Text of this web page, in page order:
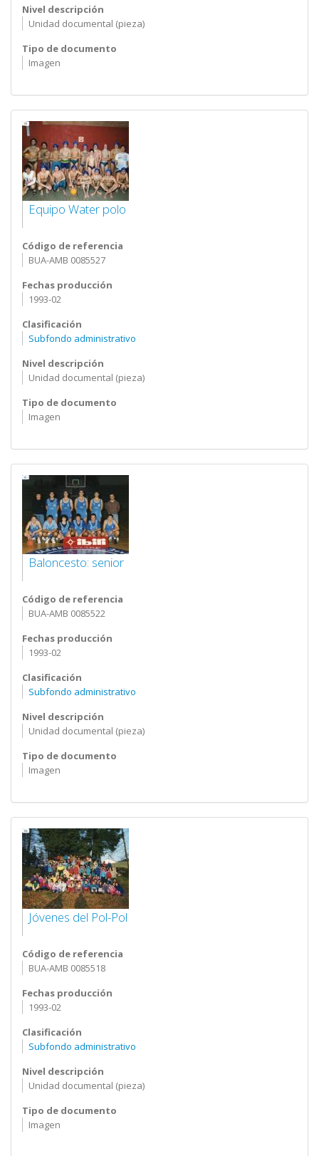
Nivel descripción
Unidad documental (pieza)
Tipo de documento
Imagen
Equipo Water polo
Código de referencia
BUA-AMB 0085527
Fechas producción
1993-02
Clasificación
Subfondo administrativo
Nivel descripción
Unidad documental (pieza)
Tipo de documento
Imagen
Baloncesto: senior
Código de referencia
BUA-AMB 0085522
Fechas producción
1993-02
Clasificación
Subfondo administrativo
Nivel descripción
Unidad documental (pieza)
Tipo de documento
Imagen
Jóvenes del Pol-Pol
Código de referencia
BUA-AMB 0085518
Fechas producción
1993-02
Clasificación
Subfondo administrativo
Nivel descripción
Unidad documental (pieza)
Tipo de documento
Imagen